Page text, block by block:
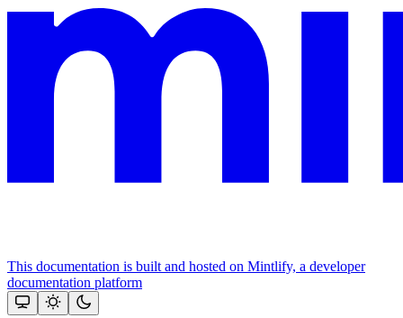
This documentation is built and hosted on Mintlify, a developer
documentation platform